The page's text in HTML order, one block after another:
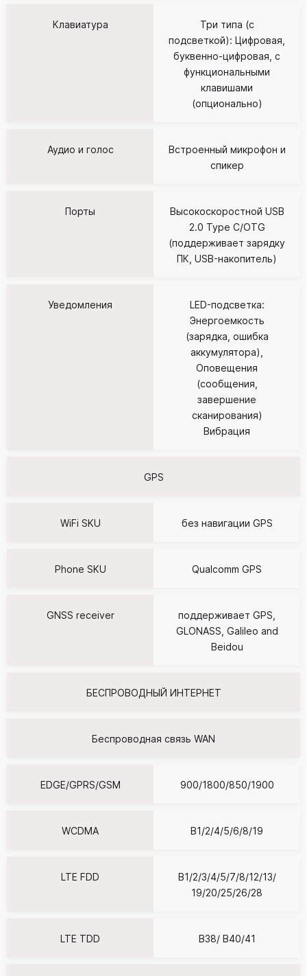
Клавиатура
Три типа (с
подсветкой): Цифровая,
буквенно-цифровая, с
функциональными
клавишами
(опционально)
Аудио и голос
Встроенный микрофон и
спикер
Порты
Высокоскоростной USB
2.0 Type C/OTG
(поддерживает зарядку
ПК, USB-накопитель)
Уведомления
LED-подсветка:
Энергоемкость
(зарядка, ошибка
аккумулятора),
Оповещения
(сообщения,
завершение
сканирования)
Вибрация
GPS
WiFi SKU без навигации GPS
Phone SKU Qualcomm GPS
GNSS receiver
поддерживает GPS,
GLONASS, Galileo and
Beidou
БЕСПРОВОДНЫЙ ИНТЕРНЕТ
Беспроводная связь WAN
EDGE/GPRS/GSM 900/1800/850/1900
WCDMA B1/2/4/5/6/8/19
LTE FDD
B1/2/3/4/5/7/8/12/13/
19/20/25/26/28
LTE TDD B38/ B40/41